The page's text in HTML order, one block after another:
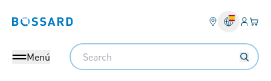
Bossard homepage
Menú
Search